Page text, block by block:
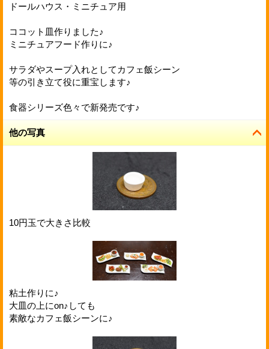
ドールハウス・ミニチュア用
ココット皿作りました♪
ミニチュアフード作りに♪
サラダやスープ入れとしてカフェ飯シーン
等の引き立て役に重宝します♪
食器シリーズ色々で新発売です♪
他の写真
10円玉で大きさ比較
粘土作りに♪
大皿の上にon♪しても
素敵なカフェ飯シーンに♪